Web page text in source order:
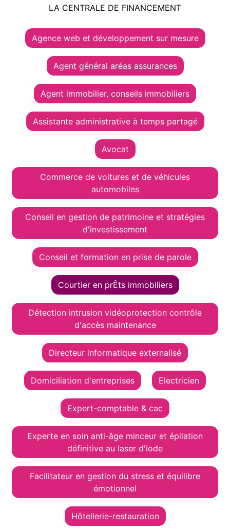
LA CENTRALE DE FINANCEMENT
Agence web et développement sur mesure
Agent général aréas assurances
Agent immobilier, conseils immobiliers
Assistante administrative à temps partagé
Avocat
Commerce de voitures et de véhicules
automobiles
Conseil en gestion de patrimoine et stratégies
d'investissement
Conseil et formation en prise de parole
Courtier en prÊts immobiliers
Détection intrusion vidéoprotection contrôle
d'accès maintenance
Directeur informatique externalisé
Domiciliation d'entreprises Electricien
Expert-comptable & cac
Experte en soin anti-âge minceur et épilation
définitive au laser d'iode
Facilitateur en gestion du stress et équilibre
émotionnel
Hôtellerie-restauration